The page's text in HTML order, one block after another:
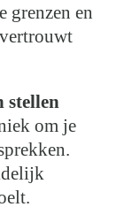
grenzen en
stellen
om je